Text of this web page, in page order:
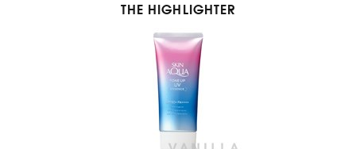
THE HIGHLIGHTER